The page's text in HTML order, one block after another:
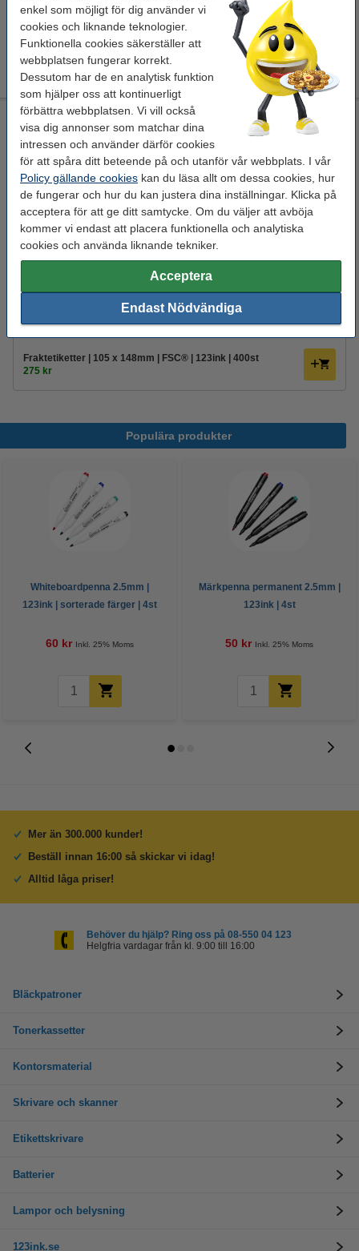
enkel som möjligt för dig använder vi
cookies och liknande teknologier.
Funktionella cookies säkerställer att
webbplatsen fungerar korrekt.
Dessutom har de en analytisk funktion
som hjälper oss att kontinuerligt
förbättra webbplatsen. Vi vill också
visa dig annonser som matchar dina
intressen och använder därför cookies
för att spåra ditt beteende på och utanför vår webbplats. I vår
Policy gällande cookies kan du läsa allt om dessa cookies, hur
de fungerar och hur du kan justera dina inställningar. Klicka på
acceptera för att ge ditt samtycke. Om du väljer att avböja
kommer vi endast att placera funktionella och analytiska
cookies och använda liknande tekniker.
Acceptera
Endast Nödvändiga
Glöm inte att beställa!
Fraktetiketter | 105 x 148mm | FSC® | 123ink | 400st
275 kr
Kartongkuvert 17,6cm x 25cm | 100st
Raadhuis fraktkuvert vit
Se specifikationerna och beskrivningen
EU-lager
725 kr
Spara upp till37,9%med varumärket 123ink.
Fraktetiketter | 105 x 148mm | FSC® | 123ink | 400st
275 kr
Populära produkter
Whiteboardpenna 2.5mm |
123ink | sorterade färger | 4st
60 kr Inkl. 25% Moms
Märkpenna permanent 2.5mm |
123ink | 4st
50 kr Inkl. 25% Moms
Mer än 300.000 kunder!
Beställ innan 16:00 så skickar vi idag!
Alltid låga priser!
Behöver du hjälp? Ring oss på 08-550 04 123
Helgfria vardagar från kl. 9:00 till 16:00
Bläckpatroner
Tonerkassetter
Kontorsmaterial
Skrivare och skanner
Etikettskrivare
Batterier
Lampor och belysning
123ink.se